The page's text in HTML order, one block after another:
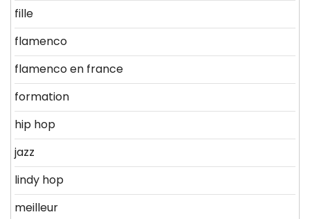
fille
flamenco
flamenco en france
formation
hip hop
jazz
lindy hop
meilleur